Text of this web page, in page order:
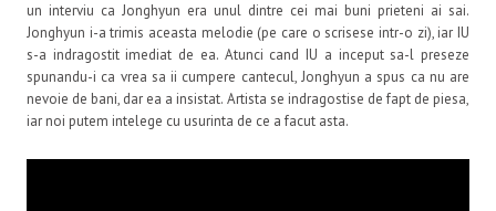
un interviu ca Jonghyun era unul dintre cei mai buni prieteni ai sai.
Jonghyun i-a trimis aceasta melodie (pe care o scrisese intr-o zi), iar IU
s-a indragostit imediat de ea. Atunci cand IU a inceput sa-l preseze
spunandu-i ca vrea sa ii cumpere cantecul, Jonghyun a spus ca nu are
nevoie de bani, dar ea a insistat. Artista se indragostise de fapt de piesa,
iar noi putem intelege cu usurinta de ce a facut asta.